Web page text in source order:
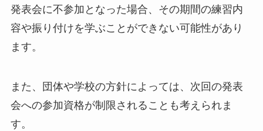
発表会に不参加となった場合、その期間の練習内
容や振り付けを学ぶことができない可能性があり
ます。
また、団体や学校の方針によっては、次回の発表
会への参加資格が制限されることも考えられま
す。